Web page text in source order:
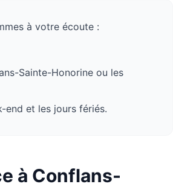
à votre écoute :
Sainte-Honorine ou les
end et les jours fériés.
à Conflans-